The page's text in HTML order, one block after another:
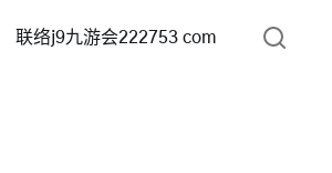
联络j9九游会222753 com